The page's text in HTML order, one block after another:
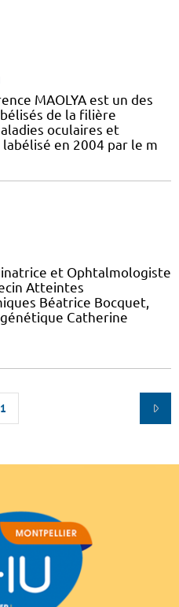
MAOLYA est un des
de la filière
oculaires et
en 2004 par le m
et Ophtalmologiste
Atteintes
Béatrice Bocquet,
Catherine
1